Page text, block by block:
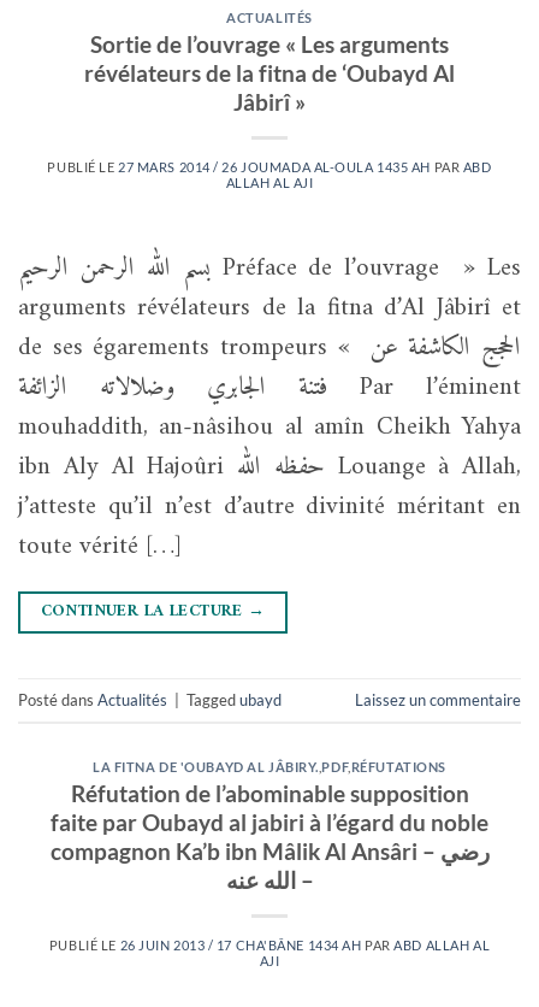
ACTUALITÉS
Sortie de l’ouvrage « Les arguments
révélateurs de la fitna de ‘Oubayd Al
Jâbirî »
PUBLIÉ LE 27 MARS 2014 / 26 JOUMADA AL-OULA 1435 AH PAR ABD
ALLAH AL AJI
بسم الله الرحمن الرحيم Préface de l’ouvrage » Les
arguments révélateurs de la fitna d’Al Jâbirî et
de ses égarements trompeurs « الحجج الكاشفة عن
فتنة الجابري وضلالاته الزائفة Par l’éminent
mouhaddith, an-nâsihou al amîn Cheikh Yahya
ibn Aly Al Hajoûri حفظه الله Louange à Allah,
j’atteste qu’il n’est d’autre divinité méritant en
toute vérité […]
CONTINUER LA LECTURE →
Posté dans Actualités Taggedubayd Laissez un commentaire
LA FITNA DE 'OUBAYD AL JÂBIRY. PDF, RÉFUTATIONS
Réfutation de l’abominable supposition
faite par Oubayd al jabiri à l’égard du noble
compagnon Ka’b ibn Mâlik Al Ansâri – رضي
الله عنه –
PUBLIÉ LE 26 JUIN 2013 / 17 CHA'BÂNE 1434 AH PARABD ALLAH AL
AJI